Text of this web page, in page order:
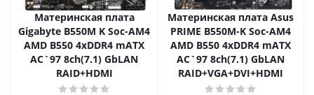
Материнская плата
Gigabyte B550M K Soc-AM4
AMD B550 4xDDR4 mATX
AC`97 8ch(7.1) GbLAN
RAID+HDMI
Материнская плата Asus
PRIME B550M-K Soc-AM4
AMD B550 4xDDR4 mATX
AC`97 8ch(7.1) GbLAN
RAID+VGA+DVI+HDMI